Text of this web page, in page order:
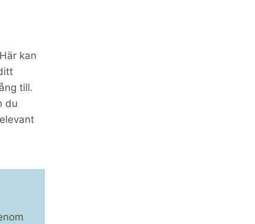
kan
till.
du